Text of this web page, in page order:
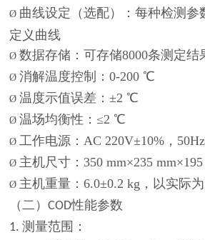
Ø 曲线设定（选配）：每种检测参
定义曲线
Ø数据存储：可存储8000条测定结
Ø消解温度控制：0-200 ℃
Ø温度示值误差：±2 ℃
Ø温场均衡性：≤2 ℃
Ø工作电源：AC 220V±10%，
Ø 主机尺寸： 350 mm×235
Ø 主机重量：6.0±0.2 kg， 以实际
（二）COD性能参数
1.测量范围：